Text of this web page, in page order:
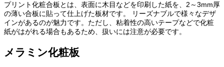
プリント化粧合板とは、表面に木目などを印刷した紙を、2～3mm厚
の薄い合板に貼って仕上げた板材です。 リーズナブルで様々なデザ
インがあるのが魅力です。ただし、粘着性の高いテープなどで化粧
紙がはがれる場合もあるため、扱いには注意が必要です。
メラミン化粧板